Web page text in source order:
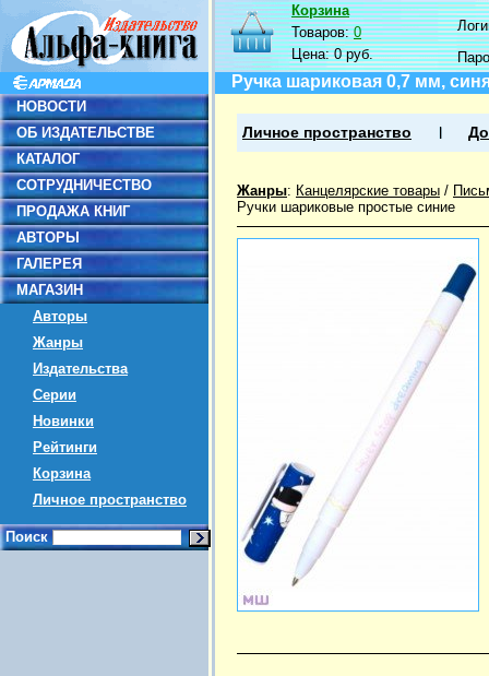
НОВОСТИ
ОБ ИЗДАТЕЛЬСТВЕ
КАТАЛОГ
СОТРУДНИЧЕСТВО
ПРОДАЖА КНИГ
АВТОРЫ
ГАЛЕРЕЯ
МАГАЗИН
Авторы
Жанры
Издательства
Серии
Новинки
Рейтинги
Корзина
Личное пространство
Поиск
Корзина
Товаров:0
Цена:0 руб.
Ручка шариковая 0,7 мм,
Личное пространство
Жанры: Канцелярские товары /
Ручки шариковые простые синие